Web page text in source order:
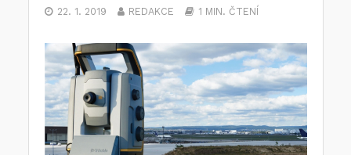
22. 1. 2019 REDAKCE 1 MIN. ČTENÍ